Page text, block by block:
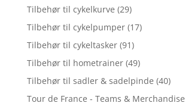
Tilbehør til cykelkurve (29)
Tilbehør til cykelpumper (17)
Tilbehør til cykeltasker (91)
Tilbehør til hometrainer (49)
Tilbehør til sadler & sadelpinde (40)
Tour de France - Teams & Merchandise